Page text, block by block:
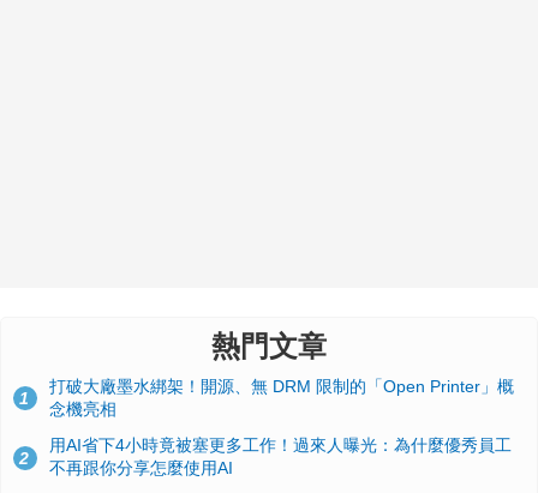
熱門文章
1
打破大廠墨水綁架！開源、無 DRM 限制的「Open Printer」概
念機亮相
2
用AI省下4小時竟被塞更多工作！過來人曝光：為什麼優秀員工
不再跟你分享怎麼使用AI